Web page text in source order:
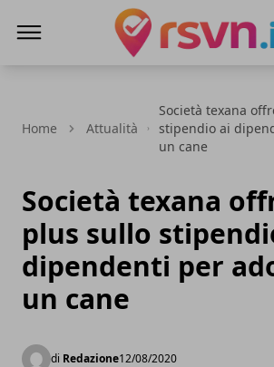
Home Attualità
Società texana
stipendio ai
un cane
Società texana
plus sullo
dipendenti per
un cane
di Redazione12/08/2020